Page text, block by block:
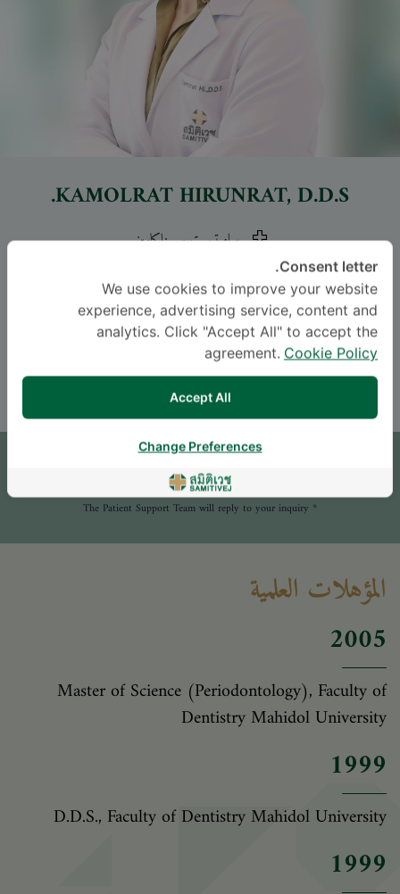
KAMOLRAT HIRUNRAT, D.D.S.
ساميتيويت سريناكارين
Periodontology
اللغة
ENGLISH
اترك سؤالاً
* The Patient Support Team will reply to your inquiry
المؤهلات العلمية
2005
Master of Science (Periodontology), Faculty of
Dentistry Mahidol University
1999
D.D.S., Faculty of Dentistry Mahidol University
1999
Consent letter.
We use cookies to improve your website
experience, advertising service, content and
analytics. Click "Accept All" to accept the
agreement. Cookie Policy
Accept All
Change Preferences